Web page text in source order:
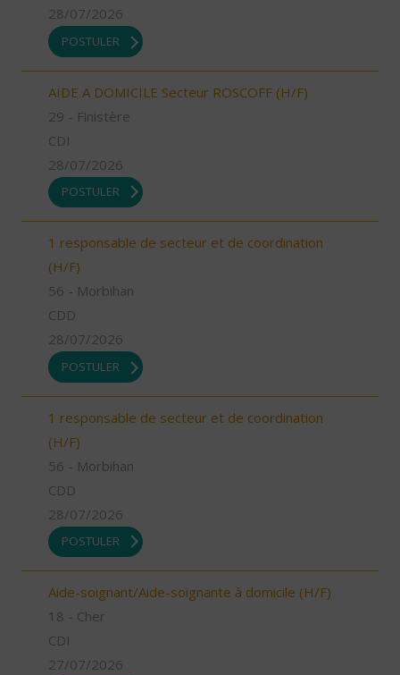
28/07/2026
POSTULER
AIDE A DOMICILE Secteur ROSCOFF (H/F)
29 - Finistère
CDI
28/07/2026
POSTULER
1 responsable de secteur et de coordination
(H/F)
56 - Morbihan
CDD
28/07/2026
POSTULER
1 responsable de secteur et de coordination
(H/F)
56 - Morbihan
CDD
28/07/2026
POSTULER
Aide-soignant/Aide-soignante à domicile (H/F)
18 - Cher
CDI
27/07/2026